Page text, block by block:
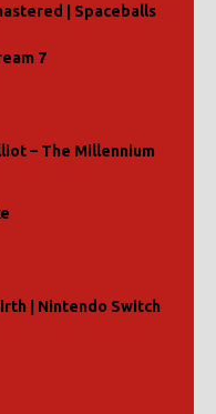
| Spaceballs
7
– The Millennium
| Nintendo Switch